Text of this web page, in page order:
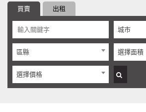
買賣 出租
城市
區縣 選擇面積
選擇價格